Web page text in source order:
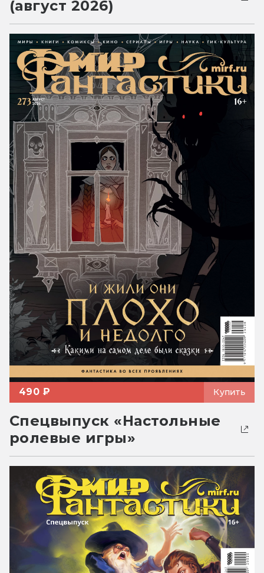
(август 2026)
490 ₽ Купить
Спецвыпуск «Настольные
ролевые игры»